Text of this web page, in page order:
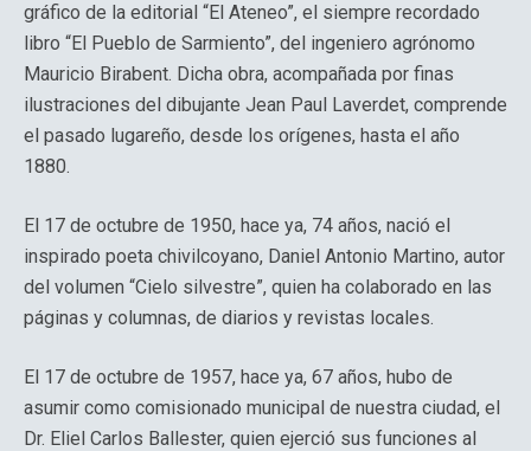
gráfico de la editorial “El Ateneo”, el siempre recordado
libro “El Pueblo de Sarmiento”, del ingeniero agrónomo
Mauricio Birabent. Dicha obra, acompañada por finas
ilustraciones del dibujante Jean Paul Laverdet, comprende
el pasado lugareño, desde los orígenes, hasta el año
1880.
El 17 de octubre de 1950, hace ya, 74 años, nació el
inspirado poeta chivilcoyano, Daniel Antonio Martino, autor
del volumen “Cielo silvestre”, quien ha colaborado en las
páginas y columnas, de diarios y revistas locales.
El 17 de octubre de 1957, hace ya, 67 años, hubo de
asumir como comisionado municipal de nuestra ciudad, el
Dr. Eliel Carlos Ballester, quien ejerció sus funciones al